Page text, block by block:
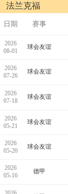
法兰克福
日期 赛事
2026
08-01
球会友谊
2026
07-26
球会友谊
2026
07-18
球会友谊
2026
05-21
球会友谊
2026
05-20
球会友谊
2026
05-16
德甲